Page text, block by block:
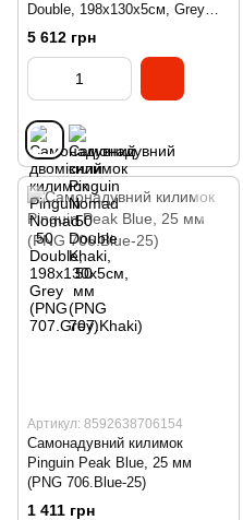
Double, 198х130х5см, Grey
(PNG 707.Grey)
5 612 грн
Артикул: 8592638706154
Самонадувний килимок
Pinguin Peak Blue, 25 мм
(PNG 706.Blue-25)
1 411 грн